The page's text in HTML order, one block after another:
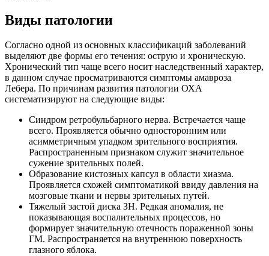
Виды патологии
Согласно одной из основных классификаций заболеваний
выделяют две формы его течения: острую и хроническую.
Хронический тип чаще всего носит наследственный характер,
в данном случае просматриваются симптомы амавроза
Лебера. По причинам развития патологии ОХА
систематизируют на следующие виды:
Синдром ретробульбарного нерва. Встречается чаще
всего. Проявляется обычно односторонним или
асимметричным упадком зрительного восприятия.
Распространенным признаком служит значительное
сужение зрительных полей.
Образование кистозных капсул в области хиазма.
Проявляется схожей симптоматикой ввиду давления на
мозговые ткани и нервы зрительных путей.
Тяжелый застой диска ЗН. Редкая аномалия, не
показывающая воспалительных процессов, но
формирует значительную отечность пораженной зоны
ГМ. Распространяется на внутреннюю поверхность
глазного яблока.